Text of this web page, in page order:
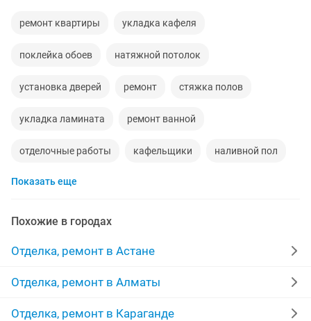
ремонт квартиры укладка кафеля
поклейка обоев натяжной потолок
установка дверей ремонт стяжка полов
укладка ламината ремонт ванной
отделочные работы кафельщики наливной пол
гипсокартон
штукатурка стен бригада
мастер межкомнатные двери
качественно покраска стен
Показать еще
Похожие в городах
Отделка, ремонт в Астане
Отделка, ремонт в Алматы
Отделка, ремонт в Караганде